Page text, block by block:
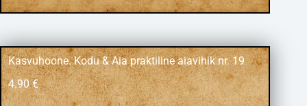
Kasvuhoone. Kodu & Aia praktiline aiavihik nr. 19
4.90€